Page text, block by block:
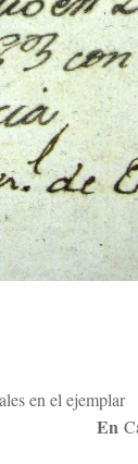
en el ejemplar
En